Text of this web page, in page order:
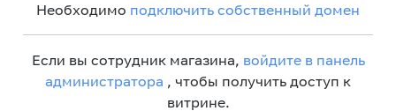
Необходимо подключить собственный домен
Если вы сотрудник магазина, войдите в панель
администратора , чтобы получить доступ к
витрине.